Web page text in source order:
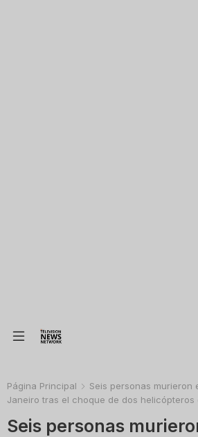
Página Principal
Seis personas murieron
Janeiro tras el choque de dos helicópteros
Seis personas